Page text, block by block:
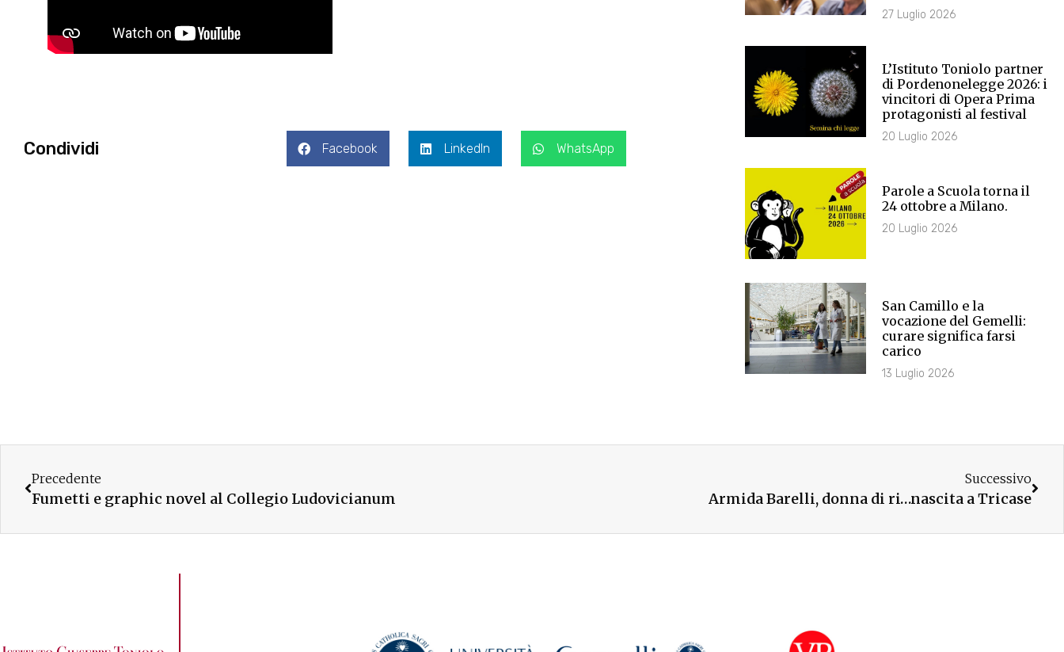
Condividi Facebook LinkedIn WhatsApp
27 Luglio 2026
L’Istituto Toniolo partner
di Pordenonelegge 2026: i
vincitori di Opera Prima
protagonisti al festival
20 Luglio 2026
Parole a Scuola torna il
24 ottobre a Milano.
20 Luglio 2026
San Camillo e la
vocazione del Gemelli:
curare significa farsi
carico
13 Luglio 2026
Precedente
Fumetti e graphic novel al Collegio Ludovicianum
Successivo
Armida Barelli, donna di ri…nascita a Tricase